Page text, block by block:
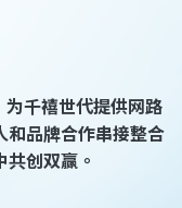
千禧世代提供网路
和品牌合作串接整合
创双赢。